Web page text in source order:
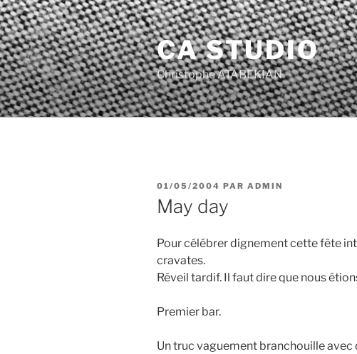
Aller
au
contenu
principal
CA STUDIO
Christophe ATABEKIAN
PUBLIÉ
LE
01/05/2004 PAR ADMIN
May day
Pour célébrer dignement cette fête
cravates.
Réveil tardif. Il faut dire que nous
Premier bar.
Un truc vaguement branchouille